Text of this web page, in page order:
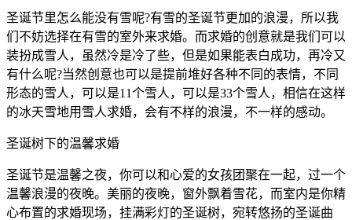
圣诞节里怎么能没有雪呢?有雪的圣诞节更加的浪漫，所以我
们不妨选择在有雪的室外来求婚。而求婚的创意就是我们可以
装扮成雪人，虽然冷是冷了些，但是如果能表白成功，再冷又
有什么呢?当然创意也可以是提前堆好各种不同的表情，不同
形态的雪人，可以是11个雪人，可以是33个雪人，相信在这样
的冰天雪地用雪人求婚，会有不样的浪漫，不一样的感动。
圣诞树下的温馨求婚
圣诞节是温馨之夜，你可以和心爱的女孩团聚在一起，过一个
温馨浪漫的夜晚。美丽的夜晚，窗外飘着雪花，而室内是你精
心布置的求婚现场，挂满彩灯的圣诞树，宛转悠扬的圣诞曲